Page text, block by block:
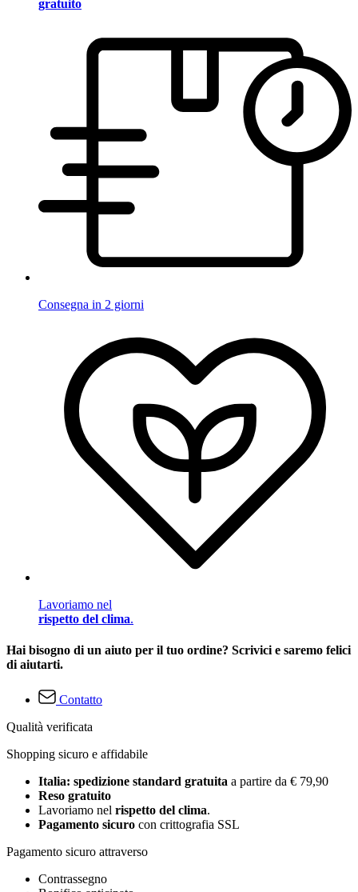
gratuito
Consegna in 2 giorni
Lavoriamo nel
rispetto del clima.
Hai bisogno di un aiuto per il tuo ordine? Scrivici e saremo felici
di aiutarti.
Contatto
Qualità verificata
Shopping sicuro e affidabile
Italia: spedizione standard gratuita a partire da € 79,90
Reso gratuito
Lavoriamo nel rispetto del clima.
Pagamento sicuro con crittografia SSL
Pagamento sicuro attraverso
Contrassegno